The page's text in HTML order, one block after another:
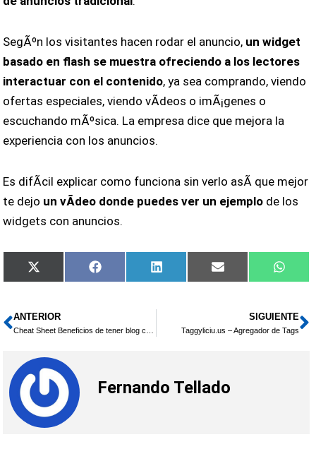
SegÃºn los visitantes hacen rodar el anuncio, un widget
basado en flash se muestra ofreciendo a los lectores
interactuar con el contenido, ya sea comprando, viendo
ofertas especiales, viendo vÃ­deos o imÃ¡genes o
escuchando mÃºsica. La empresa dice que mejora la
experiencia con los anuncios.
Es difÃ­cil explicar como funciona sin verlo asÃ­ que mejor
te dejo un vÃ­deo donde puedes ver un ejemplo de los
widgets con anuncios.
Compartir
en
X
(Twitter)
Compartir
en
Facebook
Compartir
en
LinkedIn
Compartir
en
Email
en
Ant
ANTERIOR
Cheat Sheet Beneficios de tener blog corporativo
SIGUIENTE
Taggyliciu.us – Agregador de Tags
Fernando Tellado